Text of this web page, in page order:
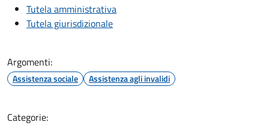
Tutela amministrativa
Tutela giurisdizionale
Argomenti:
Assistenza sociale Assistenza agli invalidi
Categorie: